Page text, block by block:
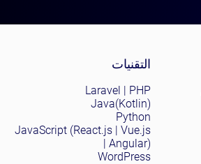
التقنيات
Laravel | PHP
Java(Kotlin)
Python
JavaScript (React.js | Vue.js
| Angular)
WordPress